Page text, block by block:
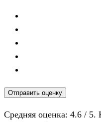
Отправить оценку
Средняя оценка: 4.6 / 5.